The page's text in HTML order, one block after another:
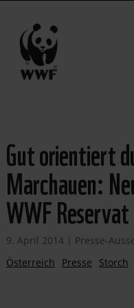
Gut orientiert
Marchauen:
WWF Reservat
9. April 2014| Presse-
Österreich
Presse Storch